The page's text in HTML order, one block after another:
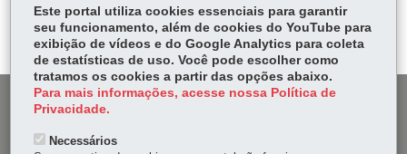
ok
itt
er
Ap
p
DENUNCIE CORRUPÇÃO
OUVIDORIA
Este portal utiliza cookies essenciais para garantir
seu funcionamento, além de cookies do YouTube para
exibição de vídeos e do Google Analytics para coleta
de estatísticas de uso. Você pode escolher como
tratamos os cookies a partir das opções abaixo.
Para mais informações, acesse nossa Política de
Privacidade.
Necessários